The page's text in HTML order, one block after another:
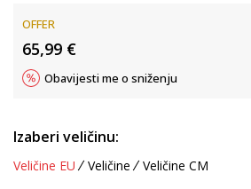
OFFER
65,99 €
Obavijesti me o sniženju
Izaberi veličinu:
Veličine EU Veličine Veličine CM